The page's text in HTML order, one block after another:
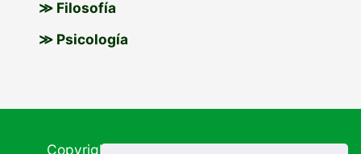
≫ Filosofía
≫ Psicología
Copyright © 2026Materiales Educativos